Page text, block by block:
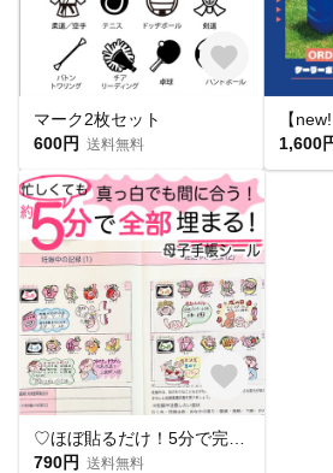
マーク2枚セット
600円 送料無料
1,600
790円 送料無料